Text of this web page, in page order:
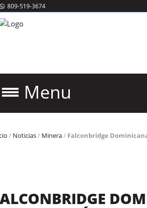
809-519-3674
Menu
/ Noticias/ Minera/ Falconbridge